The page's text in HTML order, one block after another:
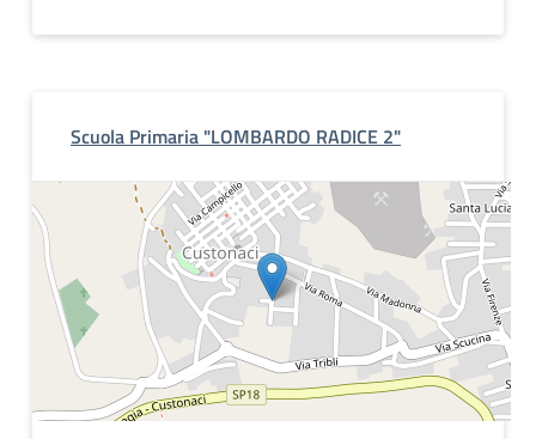
Scuola Primaria "LOMBARDO RADICE 2"